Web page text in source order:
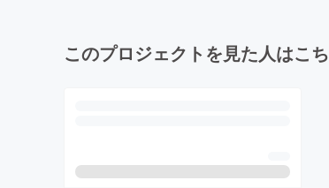
このプロジェクトを見た人はこ